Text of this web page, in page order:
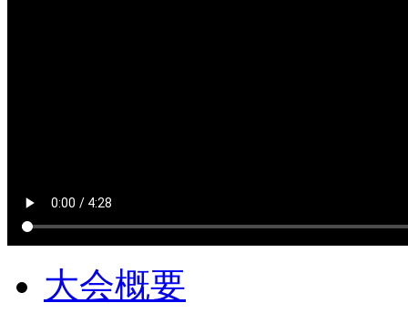
大会概要